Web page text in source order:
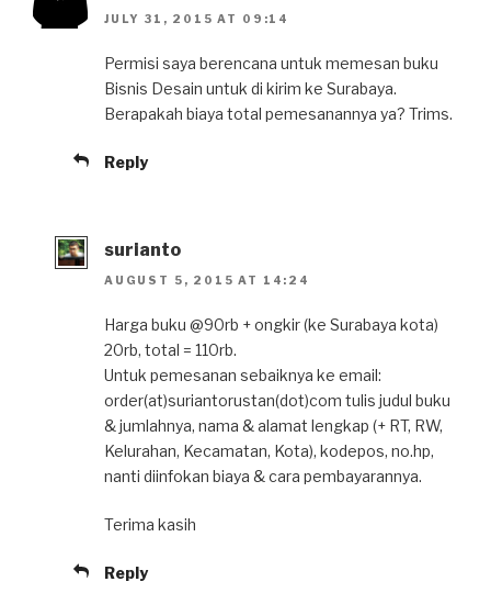
JULY 31, 2015 AT 09:14
Permisi saya berencana untuk memesan buku
Bisnis Desain untuk di kirim ke Surabaya.
Berapakah biaya total pemesanannya ya? Trims.
Reply
surianto
AUGUST 5, 2015 AT 14:24
Harga buku @90rb + ongkir (ke Surabaya kota)
20rb, total = 110rb.
Untuk pemesanan sebaiknya ke email:
order(at)suriantorustan(dot)com tulis judul buku
& jumlahnya, nama & alamat lengkap (+ RT, RW,
Kelurahan, Kecamatan, Kota), kodepos, no.hp,
nanti diinfokan biaya & cara pembayarannya.
Terima kasih
Reply